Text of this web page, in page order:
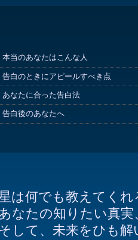
本当のあなたはこんな人
告白のときにアピールすべき点
あなたに合った告白法
告白後のあなたへ
は何でも教えてく
なたの知りたい真実
そして、未来をひも解